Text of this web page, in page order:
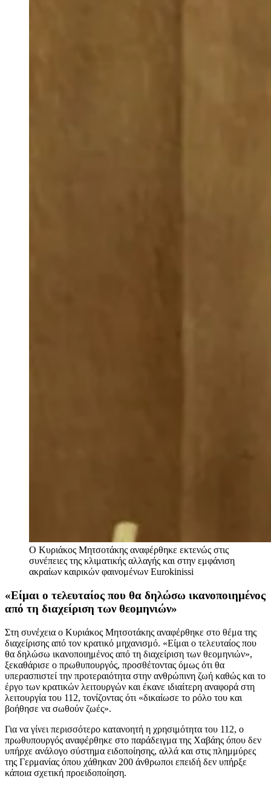
Ο Κυριάκος Μητσοτάκης αναφέρθηκε εκτενώς στις
συνέπειες της κλιματικής αλλαγής και στην εμφάνιση
ακραίων καιρικών φαινομένων Eurokinissi
«Είμαι ο τελευταίος που θα δηλώσω ικανοποιημένος
από τη διαχείριση των θεομηνιών»
Στη συνέχεια ο Κυριάκος Μητσοτάκης αναφέρθηκε στο θέμα της
διαχείρισης από τον κρατικό μηχανισμό. «Είμαι ο τελευταίος που
θα δηλώσω ικανοποιημένος από τη διαχείριση των θεομηνιών»,
ξεκαθάρισε ο πρωθυπουργός, προσθέτοντας όμως ότι θα
υπερασπιστεί την προτεραιότητα στην ανθρώπινη ζωή καθώς και το
έργο των κρατικών λειτουργών και έκανε ιδιαίτερη αναφορά στη
λειτουργία του 112, τονίζοντας ότι «δικαίωσε το ρόλο του και
βοήθησε να σωθούν ζωές».
Για να γίνει περισσότερο κατανοητή η χρησιμότητα του 112, ο
πρωθυπουργός αναφέρθηκε στο παράδειγμα της Χαβάης όπου δεν
υπήρχε ανάλογο σύστημα ειδοποίησης, αλλά και στις πλημμύρες
της Γερμανίας όπου χάθηκαν 200 άνθρωποι επειδή δεν υπήρξε
κάποια σχετική προειδοποίηση.